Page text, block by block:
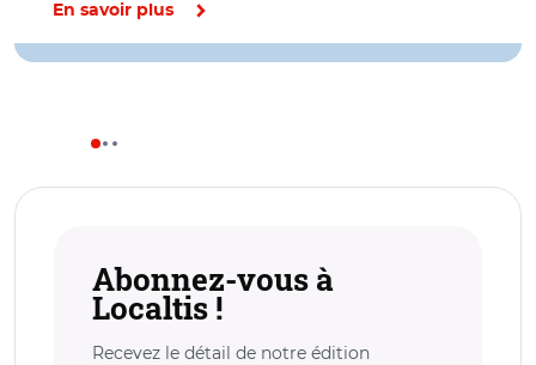
En savoir plus
Abonnez-vous à
Localtis !
Recevez le détail de notre édition